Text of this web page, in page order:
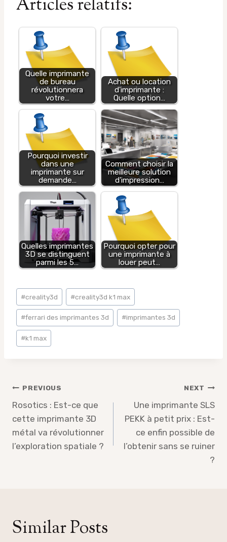
Articles relatifs:
Quelle imprimante
de bureau
révolutionnera
votre…
Achat ou location
d'imprimante :
Quelle option…
Pourquoi investir
dans une
imprimante sur
demande…
Comment choisir la
meilleure solution
d'impression…
Quelles imprimantes
3D se distinguent
parmi les 5…
Pourquoi opter pour
une imprimante à
louer peut…
Post
Tags:
#creality3d #creality3d k1 max
#ferrari des imprimantes 3d #imprimantes 3d
#k1 max
Post
navigation
PREVIOUS
Rosotics : Est-ce que
cette imprimante 3D
métal va révolutionner
l’exploration spatiale ?
NEXT
Une imprimante SLS
PEKK à petit prix : Est-
ce enfin possible de
l’obtenir sans se ruiner
?
Similar Posts